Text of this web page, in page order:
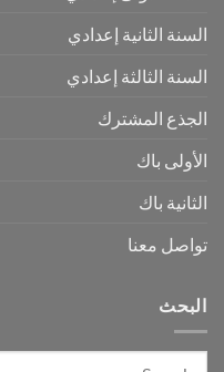
السنة الثانية إعدادي
السنة الثالثة إعدادي
الجذع المشترك
الأولى باك
الثانية باك
تواصل معنا
البحث